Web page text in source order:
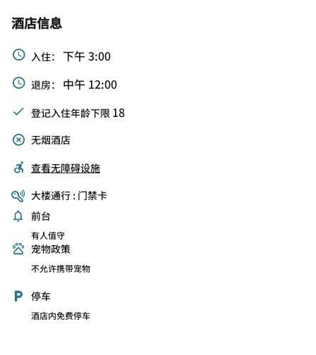
酒店信息
入住： 下午 3:00
退房： 中午 12:00
登记入住年龄下限 18
无烟酒店
查看无障碍设施
大楼通行 : 门禁卡
前台
有人值守
宠物政策
不允许携带宠物
停车
酒店内免费停车